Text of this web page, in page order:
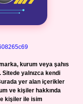
kurum veya şahıs
Sitede yalnızca kendi
yer alan içerikler
ve kişiler hakkında
kişiler ile isim